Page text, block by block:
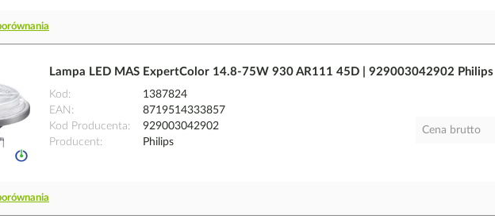
Lampa LED MAS ExpertColor 14.8-75W 930 AR111 45D | 929003042902 Philips
Kod
1387824
EAN
8719514333857
Kod Producenta
929003042902
Producent
Philips
Cena brutto